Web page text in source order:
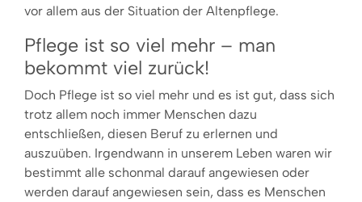
vor allem aus der Situation der Altenpflege.
Pflege ist so viel mehr – man
bekommt viel zurück!
Doch Pflege ist so viel mehr und es ist gut, dass sich
trotz allem noch immer Menschen dazu
entschließen, diesen Beruf zu erlernen und
auszuüben. Irgendwann in unserem Leben waren wir
bestimmt alle schonmal darauf angewiesen oder
werden darauf angewiesen sein, dass es Menschen